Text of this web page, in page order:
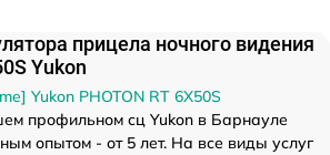
прицела ночного видения
Yukon
Yukon PHOTON RT 6X50S
профильном сц Yukon в Барнауле
опытом - от 5 лет. На все виды услуг